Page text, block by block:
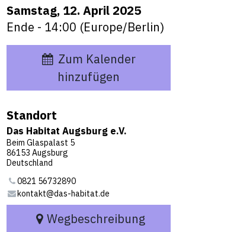
Samstag, 12. April 2025
Ende - 14:00 (Europe/Berlin)
Zum Kalender
hinzufügen
Standort
Das Habitat Augsburg e.V.
Beim Glaspalast 5
86153 Augsburg
Deutschland
0821 56732890
kontakt@das-habitat.de
Wegbeschreibung